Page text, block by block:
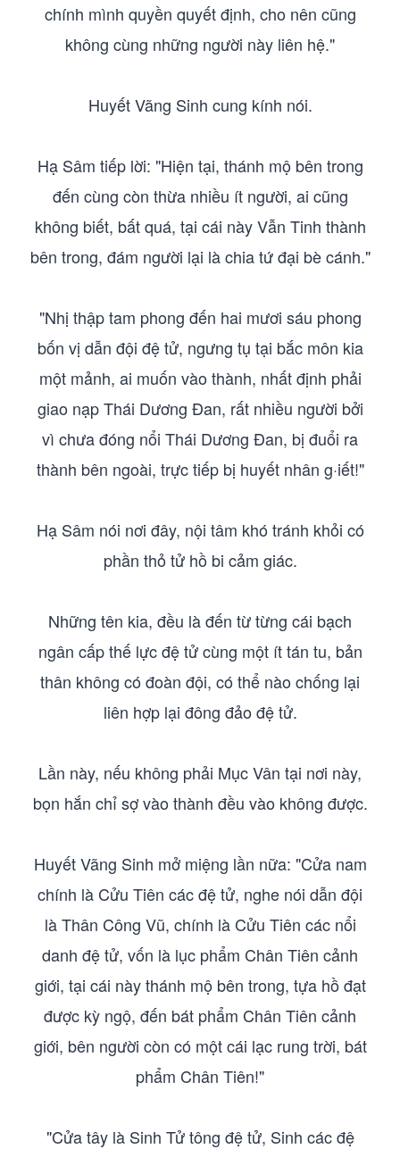
chính mình quyền quyết định, cho nên cũng
không cùng những người này liên hệ."
Huyết Vãng Sinh cung kính nói.
Hạ Sâm tiếp lời: "Hiện tại, thánh mộ bên trong
đến cùng còn thừa nhiều ít người, ai cũng
không biết, bất quá, tại cái này Vẫn Tinh thành
bên trong, đám người lại là chia tứ đại bè cánh."
"Nhị thập tam phong đến hai mươi sáu phong
bốn vị dẫn đội đệ tử, ngưng tụ tại bắc môn kia
một mảnh, ai muốn vào thành, nhất định phải
giao nạp Thái Dương Đan, rất nhiều người bởi
vì chưa đóng nổi Thái Dương Đan, bị đuổi ra
thành bên ngoài, trực tiếp bị huyết nhân g·iết!"
Hạ Sâm nói nơi đây, nội tâm khó tránh khỏi có
phần thỏ tử hồ bi cảm giác.
Những tên kia, đều là đến từ từng cái bạch
ngân cấp thế lực đệ tử cùng một ít tán tu, bản
thân không có đoàn đội, có thể nào chống lại
liên hợp lại đông đảo đệ tử.
Lần này, nếu không phải Mục Vân tại nơi này,
bọn hắn chỉ sợ vào thành đều vào không được.
Huyết Vãng Sinh mở miệng lần nữa: "Cửa nam
chính là Cửu Tiên các đệ tử, nghe nói dẫn đội
là Thân Công Vũ, chính là Cửu Tiên các nổi
danh đệ tử, vốn là lục phẩm Chân Tiên cảnh
giới, tại cái này thánh mộ bên trong, tựa hồ đạt
được kỳ ngộ, đến bát phẩm Chân Tiên cảnh
giới, bên người còn có một cái lạc rung trời, bát
phẩm Chân Tiên!"
"Cửa tây là Sinh Tử tông đệ tử, Sinh các đệ